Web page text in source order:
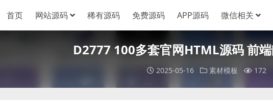
首页 网站源码 稀有源码 免费源码 APP源码 微信相关
D2777 100多套官网HTML源码 前
2025-05-16 素材模板 172